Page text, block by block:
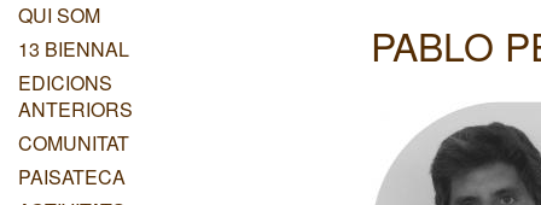
Menu
Principal
QUI SOM
13 BIENNAL
EDICIONS
ANTERIORS
COMUNITAT
PAISATECA
PABLO